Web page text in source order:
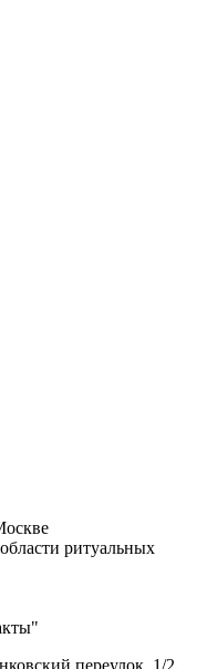
ритуальных
переулок, 1/2,